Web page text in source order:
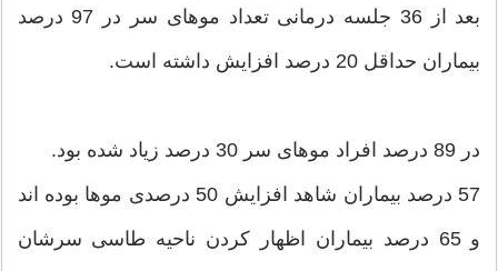
بعد از 36 جلسه درمانی تعداد موهای سر در 97 درصد
بیماران حداقل 20 درصد افزایش داشته است.
در 89 درصد افراد موهای سر 30 درصد زیاد شده بود.
57 درصد بیماران شاهد افزایش 50 درصدی موها بوده اند
و 65 درصد بیماران اظهار کردن ناحیه طاسی سرشان